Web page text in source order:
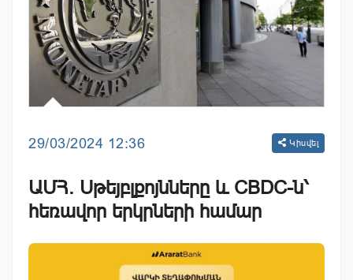
29/03/2024 12:36 Կիսվել
ԱՄՀ. Սթեյբլքոյնները և CBDC-ն՝
հեռավոր երկրների համար